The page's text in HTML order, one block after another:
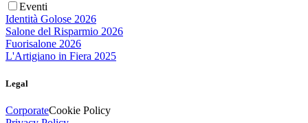
Eventi
Identità Golose 2026
Salone del Risparmio 2026
Fuorisalone 2026
L'Artigiano in Fiera 2025
Legal
CorporateCookie Policy